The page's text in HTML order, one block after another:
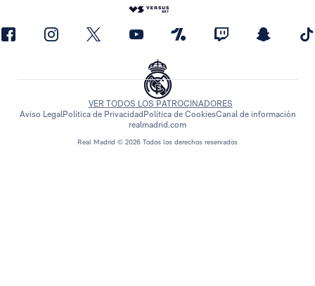
Real Madrid © 2026 Todos los derechos reservados
VER TODOS LOS PATROCINADORES
Aviso LegalPolítica de Privacidad Política de CookiesCanal de información
realmadrid.com